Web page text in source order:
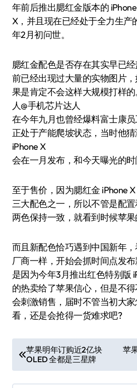
年前后推出腮红金版本的 iPhone
X，并且现在已经处于全力生产
年2月初问世。
腮红金配色是否存在其实早已
前已经出现过大量的实物图片
果是肯定不会这样大规模打样
人@手机芯片达人
在今年九月也曾经爆料富士康员
正处于产能爬坡状态，当时他
iPhone X
会在一月发布，和今天曝光的时
至于售价，因为腮红金 iPhone
三大配色之一，所以不管是配
两色保持一致，就看到时候苹果
而且新配色恰巧遇到中国新年
厂商一样，开始会抓时间点发
是因为今年3月推出红色特别版
的热卖给了苹果信心，但是不
会刺激销售，届时不管当初大
看，还是会抢得一货难求吧?
章
导
苹果明年订购近2亿块
OLED 全都是三星牌
苹